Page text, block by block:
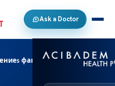
Ask a Doctor
факти за болестта